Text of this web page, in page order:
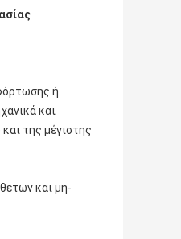
ή
και
της μέγιστης
και μη-